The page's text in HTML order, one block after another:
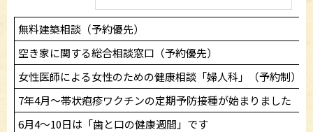
無料建築相談（予約優先）
空き家に関する総合相談窓口（予約優先）
女性医師による女性のための健康相談「婦人科」（予約制）
7年4月～帯状疱疹ワクチンの定期予防接種が始まりました
6月4～10日は「歯と口の健康週間」です